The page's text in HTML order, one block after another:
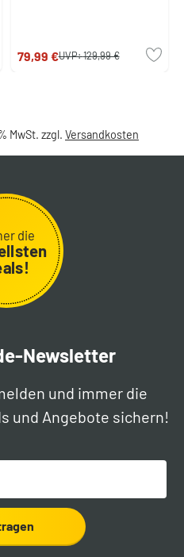
79,99 €UVP:129,99 €
MwSt. zzgl. Versandkosten
die
Newsletter
und immer die
und Angebote sichern!